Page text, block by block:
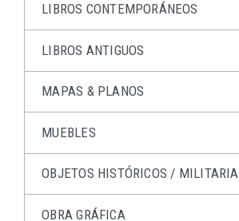
LIBROS CONTEMPORÁNEOS
LIBROS ANTIGUOS
MAPAS & PLANOS
MUEBLES
OBJETOS HISTÓRICOS / MILITARIA
OBRA GRÁFICA